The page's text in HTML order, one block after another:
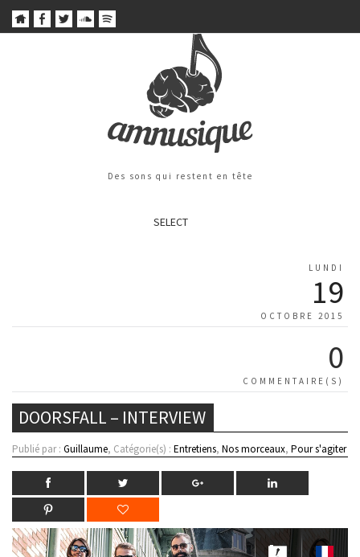
Des sons qui restent en tête
SELECT
LUNDI
19
OCTOBRE 2015
0
COMMENTAIRE(S)
DOORSFALL – INTERVIEW
Publié par : Guillaume, Catégorie(s) : Entretiens, Nos morceaux, Pour s'agiter